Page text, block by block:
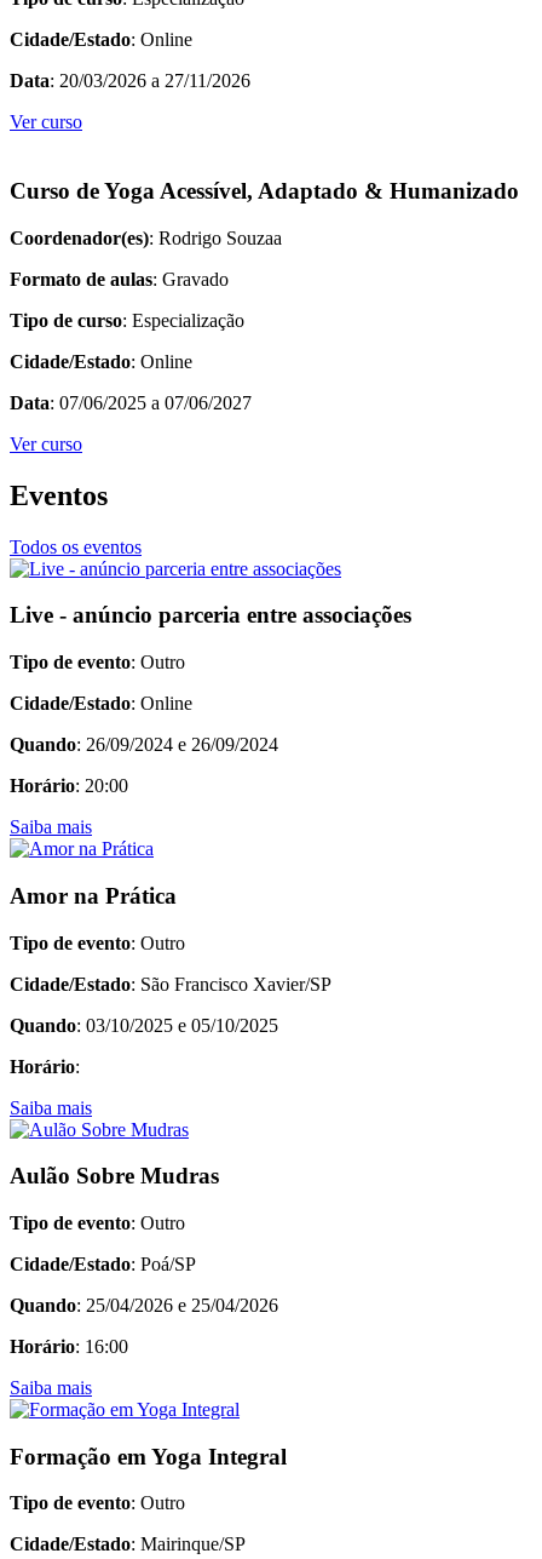
Cidade/Estado: Online
Data: 20/03/2026 a 27/11/2026
Ver curso
Curso de Yoga Acessível, Adaptado & Humanizado
Coordenador(es): Rodrigo Souzaa
Formato de aulas: Gravado
Tipo de curso: Especialização
Cidade/Estado: Online
Data: 07/06/2025 a 07/06/2027
Ver curso
Eventos
Todos os eventos
Live - anúncio parceria entre associações
Tipo de evento: Outro
Cidade/Estado: Online
Quando: 26/09/2024 e 26/09/2024
Horário: 20:00
Saiba mais
Amor na Prática
Tipo de evento: Outro
Cidade/Estado: São Francisco Xavier/SP
Quando: 03/10/2025 e 05/10/2025
Horário:
Saiba mais
Aulão Sobre Mudras
Tipo de evento: Outro
Cidade/Estado: Poá/SP
Quando: 25/04/2026 e 25/04/2026
Horário: 16:00
Saiba mais
Formação em Yoga Integral
Tipo de evento: Outro
Cidade/Estado: Mairinque/SP